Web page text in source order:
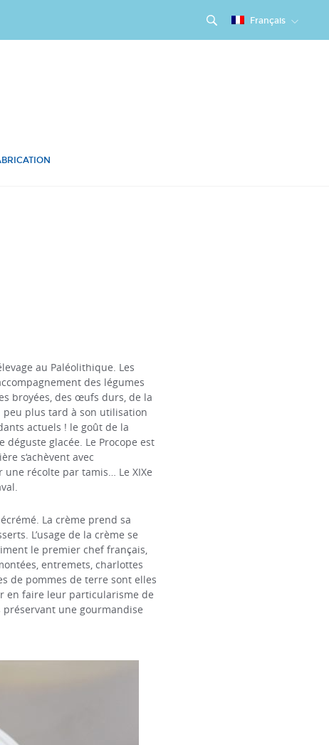
Français
au Paléolithique. Les
des légumes
broyées, des œufs durs, de la
peu plus tard à son utilisation
actuels ! le goût de la
glacée. Le Procope est
s‘achèvent avec
récolte par tamis… Le XIXe
La crème prend sa
L’usage de la crème se
le premier chef français,
entremets, charlottes
de pommes de terre sont elles
en faire leur particularisme de
préservant une gourmandise